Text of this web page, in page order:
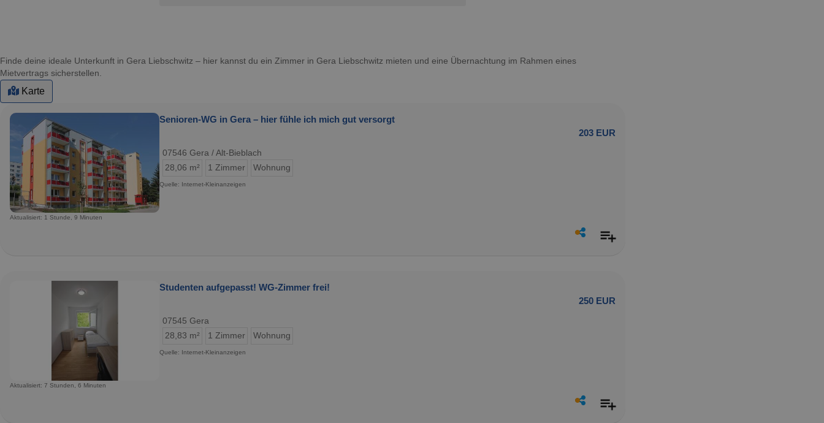
Finde deine ideale Unterkunft in Gera Liebschwitz – hier kannst du ein Zimmer in Gera Liebschwitz mieten und eine Übernachtung im Rahmen eines
Mietvertrags sicherstellen.
Karte
Senioren-WG in Gera – hier fühle ich mich gut versorgt
203 EUR
07546 Gera / Alt-Bieblach
28,06 m²
1 Zimmer Wohnung
Quelle: Internet-Kleinanzeigen
Aktualisiert: 1 Stunde, 9 Minuten
Studenten aufgepasst! WG-Zimmer frei!
250 EUR
07545 Gera
28,83 m²
1 Zimmer Wohnung
Quelle: Internet-Kleinanzeigen
Aktualisiert: 7 Stunden, 6 Minuten